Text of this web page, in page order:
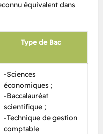
équivalent dans
Type de Bac
-Sciences
économiques ;
-Baccalauréat
scientifique ;
-Technique de gestion
comptable